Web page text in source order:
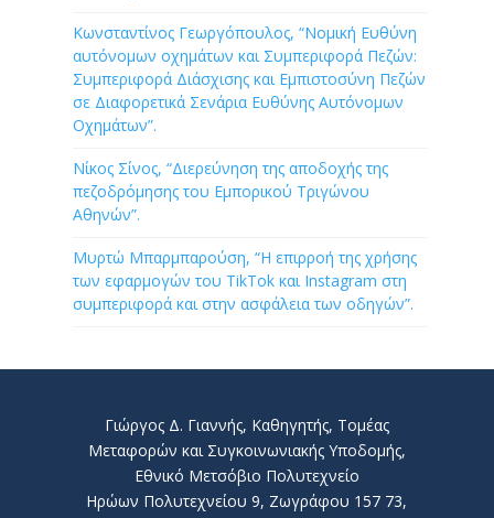
Κωνσταντίνος Γεωργόπουλος, “Νομική Ευθύνη
αυτόνομων οχημάτων και Συμπεριφορά Πεζών:
Συμπεριφορά Διάσχισης και Εμπιστοσύνη Πεζών
σε Διαφορετικά Σενάρια Ευθύνης Αυτόνομων
Οχημάτων”.
Νίκος Σίνος, “Διερεύνηση της αποδοχής της
πεζοδρόμησης του Εμπορικού Τριγώνου
Αθηνών”.
Μυρτώ Μπαρμπαρούση, “Η επιρροή της χρήσης
των εφαρμογών του TikTok και Instagram στη
συμπεριφορά και στην ασφάλεια των οδηγών”.
Γιώργος Δ. Γιαννής, Καθηγητής, Τομέας
Μεταφορών και Συγκοινωνιακής Υποδομής,
Εθνικό Μετσόβιο Πολυτεχνείο
Ηρώων Πολυτεχνείου 9, Ζωγράφου 157 73,